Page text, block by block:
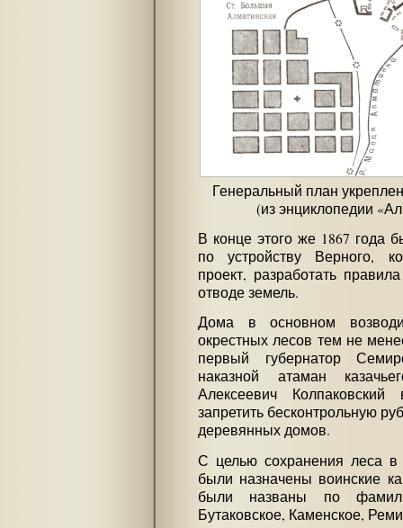
Генеральный план
(из энциклопедии
В конце этого же 1867 года
по устройству Верного,
проект, разработать
отводе земель.
Дома в основном
окрестных лесов тем не
первый губернатор
наказной атаман
Алексеевич
запретить бесконтрольную
деревянных домов.
С целью сохранения леса в
были назначены воинские
были названы по
Бутаковское, Каменское,